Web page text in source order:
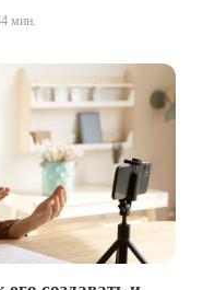
мин.